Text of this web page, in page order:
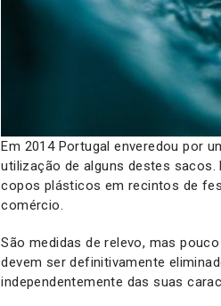
Em 2014 Portugal enveredou por
utilização de alguns destes
copos plásticos em recintos de
comércio.
São medidas de relevo, mas
devem ser definitivamente
independentemente das suas